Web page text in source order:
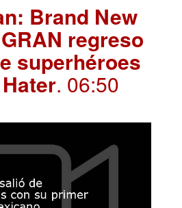
Brand New
regreso
superhéroes
. 06:50